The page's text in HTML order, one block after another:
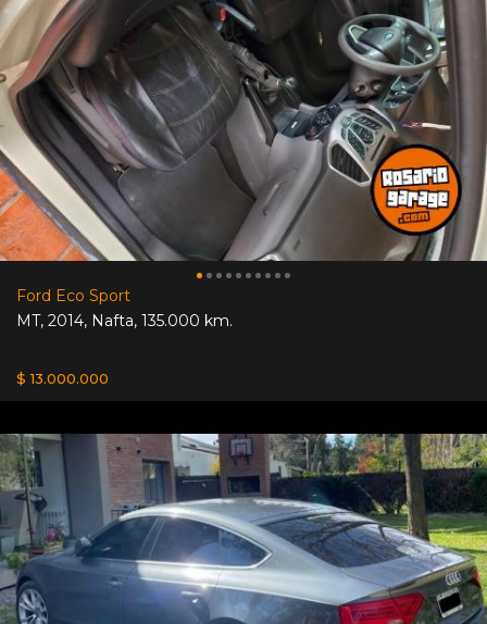
Ford Eco Sport
MT, 2014, Nafta, 135.000 km.
$ 13.000.000